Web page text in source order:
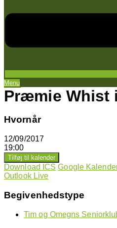
Menu
Præmie Whist
Hvornår
12/09/2017
19:00
Tilføj til kalender
Download ICS Google
Outlook Live
Begivenhedstype
Tim og Omegns